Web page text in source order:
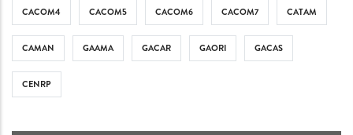
CACOM4 CACOM5 CACOM6 CACOM7 CATAM
CAMAN GAAMA GACAR GAORI GACAS
CENRP